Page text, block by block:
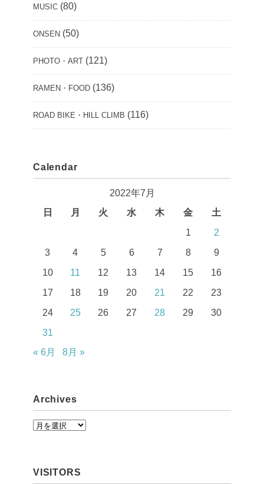
MUSIC (80)
ONSEN (50)
PHOTO・ART (121)
RAMEN・FOOD (136)
ROAD BIKE・HILL CLIMB (116)
Calendar
2022年7月
日
月 火 水 木 金
土
1
2
3
4 5 6 7 8
9
10
11 12 13 14 15
16
17
18 19 20 21 22
23
24
25 26 27 28 29
30
31
« 6月
8月 »
Archives
A
h
VISITORS